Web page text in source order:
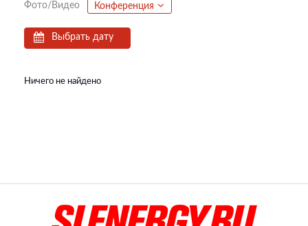
Фото/Видео Конференция
Выбрать дату
Ничего не найдено